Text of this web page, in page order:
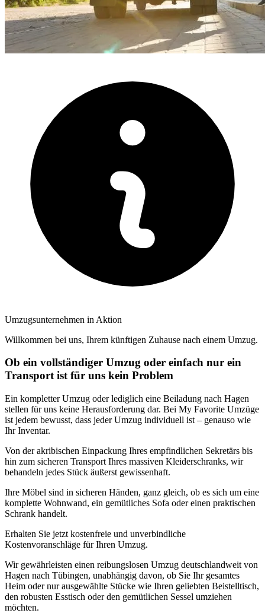
Umzugsunternehmen in Aktion
Willkommen bei uns, Ihrem künftigen Zuhause nach einem Umzug.
Ob ein vollständiger Umzug oder einfach nur ein
Transport ist für uns kein Problem
Ein kompletter Umzug oder lediglich eine Beiladung nach Hagen
stellen für uns keine Herausforderung dar. Bei My Favorite Umzüge
ist jedem bewusst, dass jeder Umzug individuell ist – genauso wie
Ihr Inventar.
Von der akribischen Einpackung Ihres empfindlichen Sekretärs bis
hin zum sicheren Transport Ihres massiven Kleiderschranks, wir
behandeln jedes Stück äußerst gewissenhaft.
Ihre Möbel sind in sicheren Händen, ganz gleich, ob es sich um eine
komplette Wohnwand, ein gemütliches Sofa oder einen praktischen
Schrank handelt.
Erhalten Sie jetzt kostenfreie und unverbindliche
Kostenvoranschläge für Ihren Umzug.
Wir gewährleisten einen reibungslosen Umzug deutschlandweit von
Hagen nach Tübingen, unabhängig davon, ob Sie Ihr gesamtes
Heim oder nur ausgewählte Stücke wie Ihren geliebten Beistelltisch,
den robusten Esstisch oder den gemütlichen Sessel umziehen
möchten.